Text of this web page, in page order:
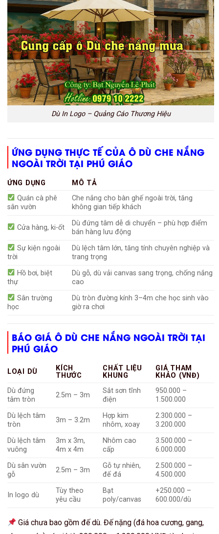
Dù In Logo – Quảng Cáo Thương Hiệu
ỨNG DỤNG THỰC TẾ CỦA Ô DÙ CHE NẮNG
NGOÀI TRỜI TẠI PHÚ GIÁO
ỨNG DỤNG
MÔ TẢ
Quán cà phê
sân vườn
Che nắng cho bàn ghế ngoài trời, tăng
không gian tiếp khách
Cửa hàng, ki-ốt
Dù đứng tâm dễ di chuyển – phù hợp điểm
bán hàng lưu động
Sự kiện ngoài
trời
Dù lệch tâm lớn, tăng tính chuyên nghiệp và
trang trọng
Hồ bơi, biệt
thự
Dù gỗ, dù vải canvas sang trọng, chống nắng
cao
Sân trường
học
Dù tròn đường kính 3–4m che học sinh vào
giờ ra chơi
BÁO GIÁ Ô DÙ CHE NẮNG NGOÀI TRỜI TẠI
PHÚ GIÁO
LOẠI DÙ
KÍCH
THƯỚC
CHẤT LIỆU
KHUNG
GIÁ THAM
KHẢO (VNĐ)
Dù đứng
tâm tròn
2.5m – 3m
Sắt sơn tĩnh
điện
950.000 –
1.500.000
Dù lệch tâm
tròn
3m – 3.2m
Hợp kim
nhôm, xoay
2.300.000 –
3.200.000
Dù lệch tâm
vuông
3m x 3m,
4m x 4m
Nhôm cao
cấp
3.500.000 –
6.000.000
Dù sân vườn
gỗ
2.5m – 3m
Gỗ tự nhiên,
đế đá
2.500.000 –
4.500.000
In logo dù
Tùy theo
yêu cầu
Bạt
poly/canvas
+250.000 –
600.000/dù
Giá chưa bao gồm đế dù. Đế nặng (đá hoa cương, gang,